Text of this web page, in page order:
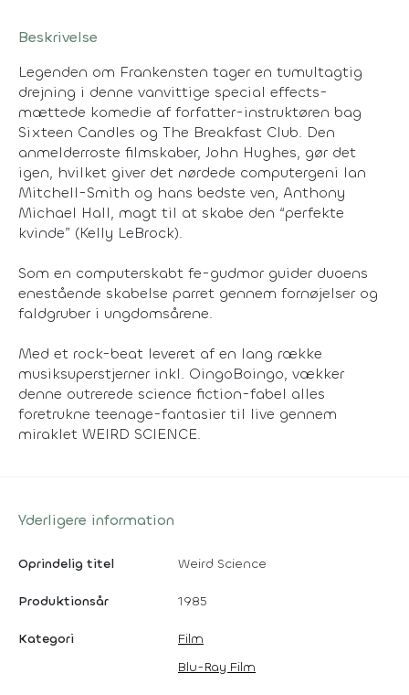
Beskrivelse
Legenden om Frankensten tager en tumultagtig
drejning i denne vanvittige special effects-
mættede komedie af forfatter-instruktøren bag
Sixteen Candles og The Breakfast Club. Den
anmelderroste filmskaber, John Hughes, gør det
igen, hvilket giver det nørdede computergeni Ian
Mitchell-Smith og hans bedste ven, Anthony
Michael Hall, magt til at skabe den “perfekte
kvinde” (Kelly LeBrock).
Som en computerskabt fe-gudmor guider duoens
enestående skabelse parret gennem fornøjelser og
faldgruber i ungdomsårene.
Med et rock-beat leveret af en lang række
musiksuperstjerner inkl. OingoBoingo, vækker
denne outrerede science fiction-fabel alles
foretrukne teenage-fantasier til live gennem
miraklet WEIRD SCIENCE.
Yderligere information
Oprindelig titel Weird Science
Produktionsår 1985
Kategori
Film
Blu-Ray Film